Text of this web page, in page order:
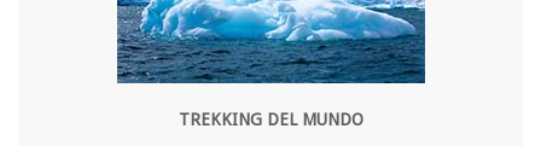
TREKKING DEL MUNDO